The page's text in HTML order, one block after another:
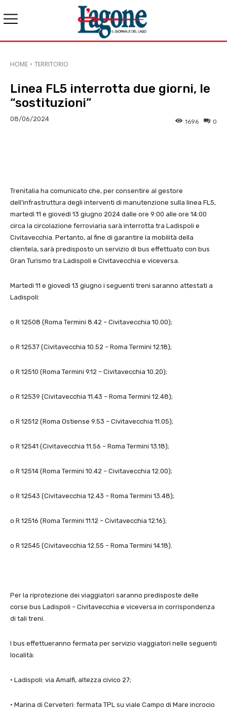
HOME TERRITORIO
Linea FL5 interrotta due giorni, le
“sostituzioni”
08/06/2024 0
1696
Trenitalia ha comunicato che, per consentire al gestore
dell’infrastruttura degli interventi di manutenzione sulla linea FL5,
martedì 11 e giovedì 13 giugno 2024 dalle ore 9:00 alle ore 14:00
circa la circolazione ferroviaria sarà interrotta tra Ladispoli e
Civitavecchia. Pertanto, al fine di garantire la mobilità della
clientela, sarà predisposto un servizio di bus effettuato con bus
Gran Turismo tra Ladispoli e Civitavecchia e viceversa.
Martedì 11 e giovedì 13 giugno i seguenti treni saranno attestati a
Ladispoli:
o R 12508 (Roma Termini 8.42 – Civitavecchia 10.00);
o R 12537 (Civitavecchia 10.52 – Roma Termini 12.18);
o R 12510 (Roma Termini 9.12 – Civitavecchia 10.20);
o R 12539 (Civitavecchia 11.43 – Roma Termini 12.48);
o R 12512 (Roma Ostiense 9.53 – Civitavecchia 11.05);
o R 12541 (Civitavecchia 11.56 – Roma Termini 13.18);
o R 12514 (Roma Termini 10.42 – Civitavecchia 12.00);
o R 12543 (Civitavecchia 12.43 – Roma Termini 13.48);
o R 12516 (Roma Termini 11.12 – Civitavecchia 12.16);
o R 12545 (Civitavecchia 12.55 – Roma Termini 14.18).
Per la riprotezione dei viaggiatori saranno predisposte delle
corse bus Ladispoli – Civitavecchia e viceversa in corrispondenza
di tali treni.
I bus effettueranno fermata per servizio viaggiatori nelle seguenti
località:
• Ladispoli: via Amalfi, altezza civico 27;
• Marina di Cerveteri: fermata TPL su viale Campo di Mare incrocio